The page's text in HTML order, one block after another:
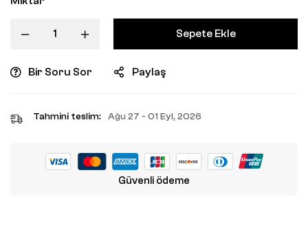
Sepete Ekle
Bir Soru Sor Paylaş
Tahmini teslim: Ağu 27 - 01 Eyl, 2026
Güvenli ödeme